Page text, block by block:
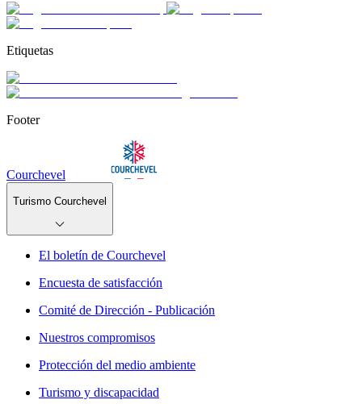
Etiquetas
Footer
Courchevel
Turismo Courchevel
El boletín de Courchevel
Encuesta de satisfacción
Comité de Dirección - Publicación
Nuestros compromisos
Protección del medio ambiente
Turismo y discapacidad